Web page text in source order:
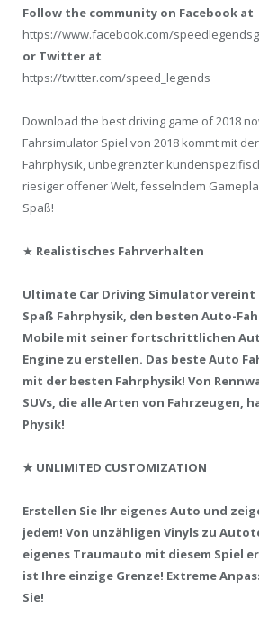
Follow the community on Facebook at
https://www.facebook.com/
or Twitter at
https://twitter.com/speed_legends
Download the best driving game of 2018
Fahrsimulator Spiel von 2018 kommt mit
Fahrphysik, unbegrenzter
riesiger offener Welt, fesselndem
Spaß!
★ Realistisches Fahrverhalten
Ultimate Car Driving Simulator vereint
Spaß Fahrphysik, den besten Auto-
Mobile mit seiner fortschrittlichen
Engine zu erstellen. Das beste Auto
mit der besten Fahrphysik! Von
SUVs, die alle Arten von Fahrzeugen,
Physik!
★ UNLIMITED CUSTOMIZATION
Erstellen Sie Ihr eigenes Auto und
jedem! Von unzähligen Vinyls zu
eigenes Traumauto mit diesem Spiel
ist Ihre einzige Grenze! Extreme
Sie!